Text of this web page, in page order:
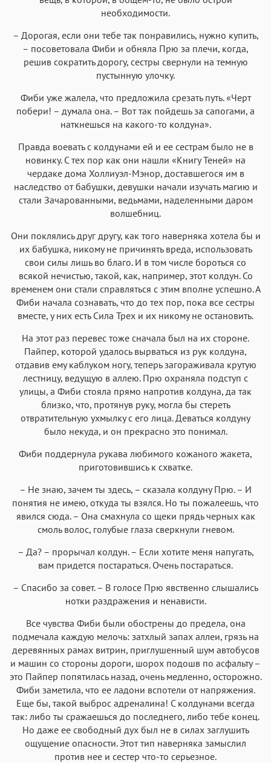
необходимости.
– Дорогая, если они тебе так понравились, нужно купить,
– посоветовала Фиби и обняла Прю за плечи, когда,
решив сократить дорогу, сестры свернули на темную
пустынную улочку.
Фиби уже жалела, что предложила срезать путь. «Черт
побери! – думала она. – Вот так пойдешь за сапогами, а
наткнешься на какого-то колдуна».
Правда воевать с колдунами ей и ее сестрам было не в
новинку. С тех пор как они нашли «Книгу Теней» на
чердаке дома Холлиуэл-Мэнор, доставшегося им в
наследство от бабушки, девушки начали изучать магию и
стали Зачарованными, ведьмами, наделенными даром
волшебниц.
Они поклялись друг другу, как того наверняка хотела бы и
их бабушка, никому не причинять вреда, использовать
свои силы лишь во благо. И в том числе бороться со
всякой нечистью, такой, как, например, этот колдун. Со
временем они стали справляться с этим вполне успешно. А
Фиби начала сознавать, что до тех пор, пока все сестры
вместе, у них есть Сила Трех и их никому не остановить.
На этот раз перевес тоже сначала был на их стороне.
Пайпер, которой удалось вырваться из рук колдуна,
отдавив ему каблуком ногу, теперь загораживала крутую
лестницу, ведущую в аллею. Прю охраняла подступ с
улицы, а Фиби стояла прямо напротив колдуна, да так
близко, что, протянув руку, могла бы стереть
отвратительную ухмылку с его лица. Деваться колдуну
было некуда, и он прекрасно это понимал.
Фиби поддернула рукава любимого кожаного жакета,
приготовившись к схватке.
– Не знаю, зачем ты здесь, – сказала колдуну Прю. – И
понятия не имею, откуда ты взялся. Но ты пожалеешь, что
явился сюда. – Она смахнула со щеки прядь черных как
смоль волос, голубые глаза сверкнули гневом.
– Да? – прорычал колдун. – Если хотите меня напугать,
вам придется постараться. Очень постараться.
– Спасибо за совет. – В голосе Прю явственно слышались
нотки раздражения и ненависти.
Все чувства Фиби были обострены до предела, она
подмечала каждую мелочь: затхлый запах аллеи, грязь на
деревянных рамах витрин, приглушенный шум автобусов
и машин со стороны дороги, шорох подошв по асфальту –
это Пайпер попятилась назад, очень медленно, осторожно.
Фиби заметила, что ее ладони вспотели от напряжения.
Еще бы, такой выброс адреналина! С колдунами всегда
так: либо ты сражаешься до последнего, либо тебе конец.
Но даже ее свободный дух был не в силах заглушить
ощущение опасности. Этот тип наверняка замыслил
против нее и сестер что-то серьезное.